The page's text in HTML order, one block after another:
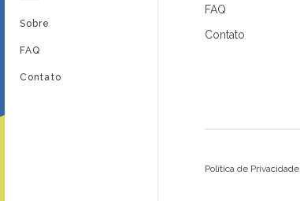
Sobre
FAQ
Contato
FAQ
Contato
Política de Privacidade